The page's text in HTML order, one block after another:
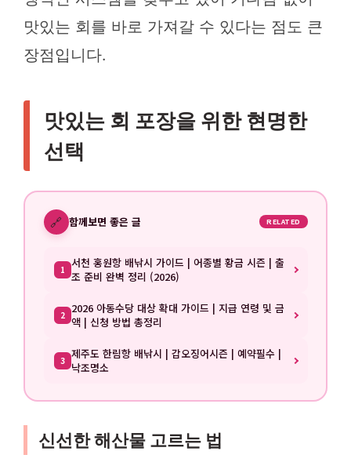
맛있는 회를 바로 가져갈 수 있다는 점도 큰
장점입니다.
맛있는 회 포장을 위한 현명한
선택
🔗 함께보면 좋은 글 RELATED
1 서천 홍원항 배낚시 가이드 | 어종별 황금 시즌 | 출
조 준비 완벽 정리 (2026)
2 2026 아동수당 대상 확대 가이드 | 지급 연령 및 금
액 | 신청 방법 총정리
3 제주도 한림항 배낚시 | 갑오징어시즌 | 예약필수 |
낙조명소
신선한 해산물 고르는 법